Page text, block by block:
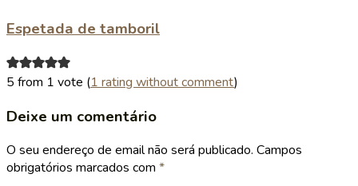
Espetada de tamboril
5 from 1 vote (1 rating without comment)
Deixe um comentário
O seu endereço de email não será publicado. Campos
obrigatórios marcados com *